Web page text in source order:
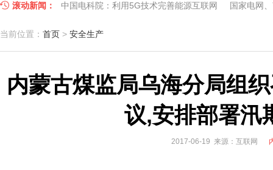
滚动新闻： 中国电科院：利用5G技术完善能源互联网 国家电网
江苏车牛山岛智能微电网验收投运
因储能而智慧，为储能而创新——第五届国际储能峰会
低温冷凝技术助力大气污染防治，打造清洁型绿色工业
碧桂园打造新能源汽车小镇 构筑电动汽车生态圈 新
国家电网入局区块链 打造国家级能源互联网 湖北竹
当前位置： 首页 > 安全生产
内蒙古煤监局乌海分局组
议,安排部署汛
2017-06-19 来源：互联网